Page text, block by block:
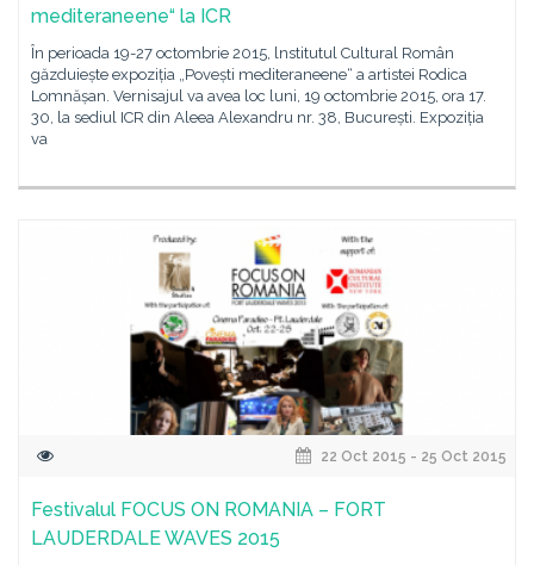
mediteraneene“ la ICR
În perioada 19-27 octombrie 2015, lnstitutul Cultural Român
găzduiește expoziția „Povești mediteraneene“ a artistei Rodica
Lomnășan. Vernisajul va avea loc luni, 19 octombrie 2015, ora 17.
30, la sediul ICR din Aleea Alexandru nr. 38, București. Expoziția
va
22 Oct 2015 - 25 Oct 2015
Festivalul FOCUS ON ROMANIA – FORT
LAUDERDALE WAVES 2015